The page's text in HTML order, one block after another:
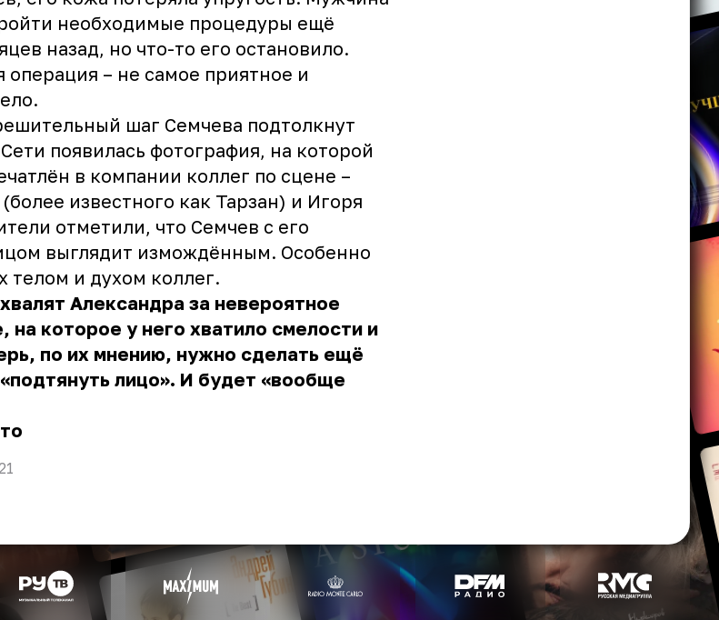
необходимые процедуры ещё
назад, но что-то его остановило.
операция – не самое приятное и
шаг Семчева подтолкнут
появилась фотография, на которой
в компании коллег по сцене –
известного как Тарзан) и Игоря
отметили, что Семчев с его
выглядит измождённым. Особенно
телом и духом коллег.
Александра за невероятное
на которое у него хватило смелости и
по их мнению, нужно сделать ещё
лицо». И будет «вообще